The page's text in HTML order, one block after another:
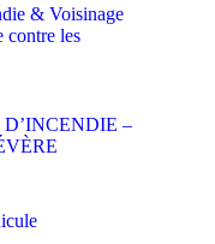
& Voisinage
contre les
–